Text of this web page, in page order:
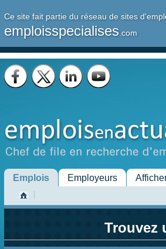
Ce site fait partie du réseau de sites
emploisspecialises .com
Emplois Employeurs
Trouvez